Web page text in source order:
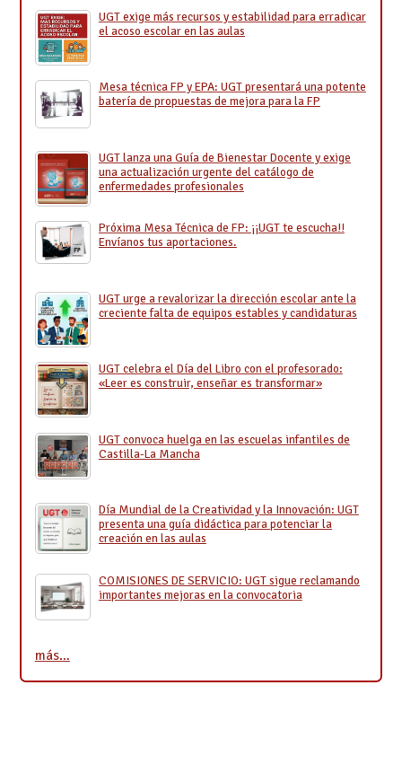
UGT exige más recursos y estabilidad para erradicar
el acoso escolar en las aulas
Mesa técnica FP y EPA: UGT presentará una potente
batería de propuestas de mejora para la FP
UGT lanza una Guía de Bienestar Docente y exige
una actualización urgente del catálogo de
enfermedades profesionales
Próxima Mesa Técnica de FP: ¡¡UGT te escucha!!
Envíanos tus aportaciones.
UGT urge a revalorizar la dirección escolar ante la
creciente falta de equipos estables y candidaturas
UGT celebra el Día del Libro con el profesorado:
«Leer es construir, enseñar es transformar»
UGT convoca huelga en las escuelas infantiles de
Castilla-La Mancha
Día Mundial de la Creatividad y la Innovación: UGT
presenta una guía didáctica para potenciar la
creación en las aulas
COMISIONES DE SERVICIO: UGT sigue reclamando
importantes mejoras en la convocatoria
más…